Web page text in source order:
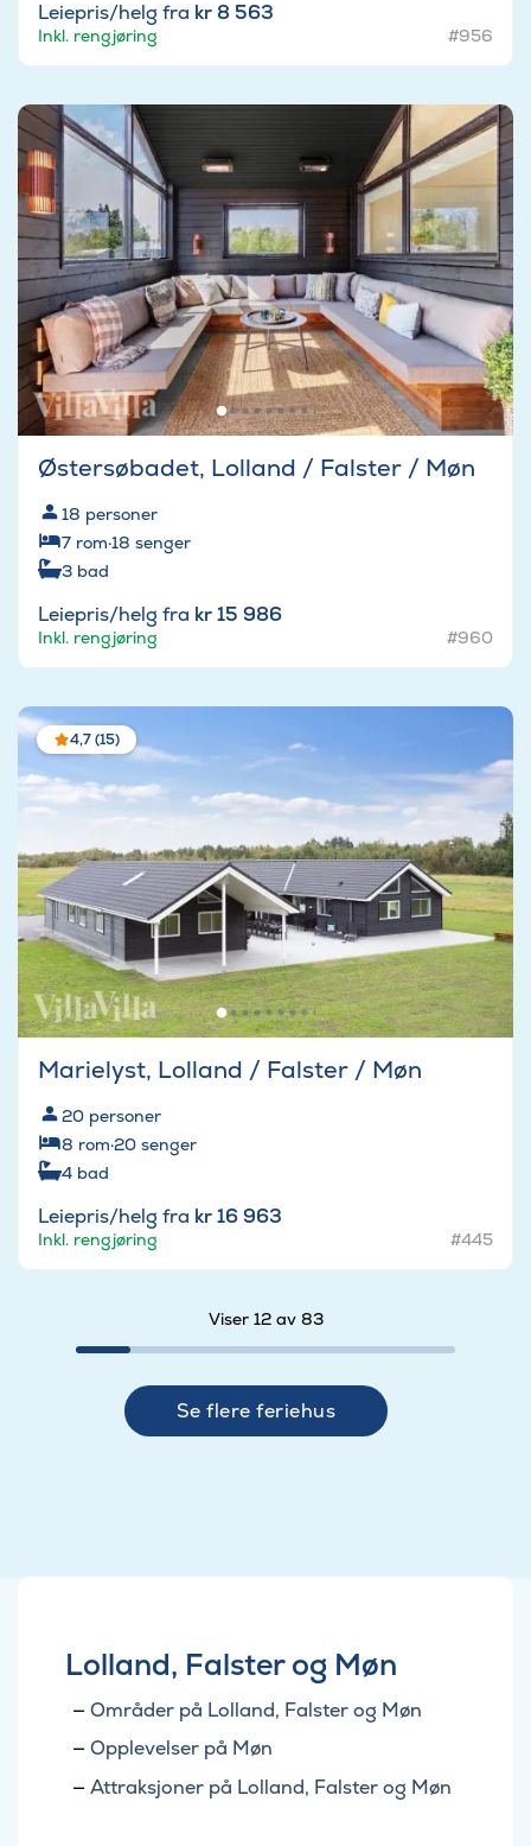
Leiepris/helg fra kr 8 563
Inkl. rengjøring #956
Østersøbadet, Lolland / Falster / Møn
18 personer
7 rom·18 senger
3 bad
Leiepris/helg fra kr 15 986
Inkl. rengjøring #960
4,7 (15)
Marielyst, Lolland / Falster / Møn
20 personer
8 rom·20 senger
4 bad
Leiepris/helg fra kr 16 963
Inkl. rengjøring #445
Viser 12 av 83
Se flere feriehus
Lolland, Falster og Møn
Områder på Lolland, Falster og Møn
Opplevelser på Møn
Attraksjoner på Lolland, Falster og Møn